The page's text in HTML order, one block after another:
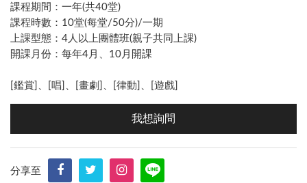
課程期間：一年(共40堂)
課程時數：10堂(每堂/50分)/一期
上課型態：4人以上團體班(親子共同上課)
開課月份：每年4月、10月開課
[鑑賞]、[唱]、[畫劇]、[律動]、[遊戲]
我想詢問
分享至